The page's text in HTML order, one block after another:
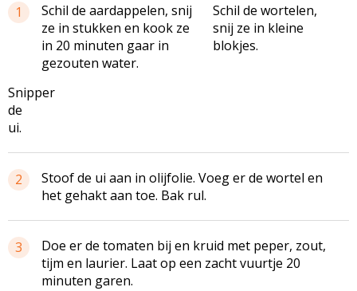
1
Schil de aardappelen, snij
ze in stukken en kook ze
in 20 minuten gaar in
gezouten water.
Schil de wortelen,
snij ze in kleine
blokjes.
Snipper
de
ui.
2
Stoof de ui aan in olijfolie. Voeg er de wortel en
het gehakt aan toe. Bak rul.
3
Doe er de tomaten bij en kruid met peper, zout,
tijm en laurier. Laat op een zacht vuurtje 20
minuten garen.